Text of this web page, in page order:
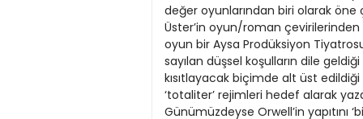
Cumhuriyet Büyük
Taaruz
Cumhuriyet
Cumartesi
Cumhuriyet Çevre
2012
2011
2010
2009